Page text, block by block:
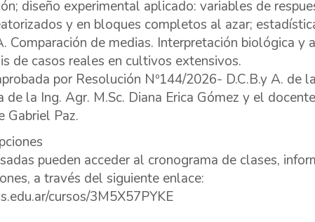
diseño experimental aplicado: variables de
y en bloques completos al azar;
Comparación de medias. Interpretación biológica y
de casos reales en cultivos extensivos.
por Resolución Nº144/2026- D.C.B.y A. de
de la Ing. Agr. M.Sc. Diana Erica Gómez y el
Gabriel Paz.
pueden acceder al cronograma de clases,
a través del siguiente enlace:
cursos/3M5X57PYKE